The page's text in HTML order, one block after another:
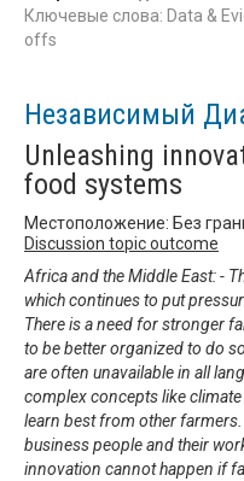
Ключевые слова: Data &
offs
Независимый
Unleashing
food systems
Местоположение: Без
Discussion topic outcome
Africa and the Middle East: -
which continues to put
There is a need for stronger
to be better organized to do
are often unavailable in all
complex concepts like
learn best from other
business people and their
innovation cannot happen if